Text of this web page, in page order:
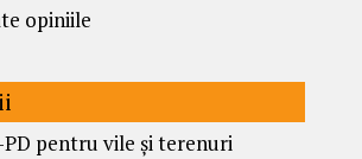
opiniile
PD pentru vile și terenuri